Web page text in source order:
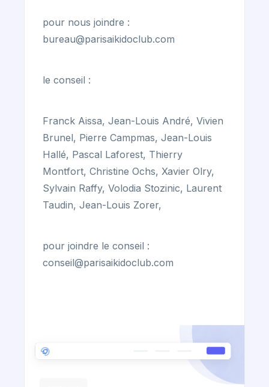
pour nous joindre :
bureau@parisaikidoclub.com
le conseil :
Franck Aissa, Jean-Louis André, Vivien
Brunel, Pierre Campmas, Jean-Louis
Hallé, Pascal Laforest, Thierry
Montfort, Christine Ochs, Xavier Olry,
Sylvain Raffy, Volodia Stozinic, Laurent
Taudin, Jean-Louis Zorer,
pour joindre le conseil :
conseil@parisaikidoclub.com